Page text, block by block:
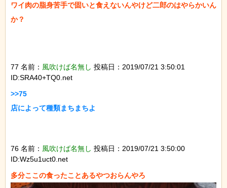
ワイ肉の脂身苦手で固いと食えないんやけど二郎のはやらかいん
か？
77 名前： 風吹けば名無し 投稿日：2019/07/21 3:50:01
ID:SRA40+TQ0.net
>>75
店によって種類まちまちよ
76 名前： 風吹けば名無し 投稿日：2019/07/21 3:50:00
ID:Wz5u1uct0.net